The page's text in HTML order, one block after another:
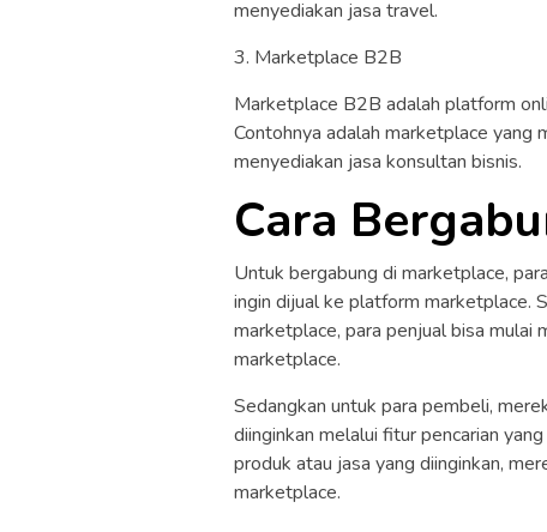
menyediakan jasa travel.
3. Marketplace B2B
Marketplace B2B adalah platform
Contohnya adalah marketplace yang
menyediakan jasa konsultan bisnis.
Cara
Untuk bergabung di marketplace,
ingin dijual ke platform marketplace.
marketplace, para penjual bisa
marketplace.
Sedangkan untuk para pembeli,
diinginkan melalui fitur pencarian
produk atau jasa yang diinginkan,
marketplace.